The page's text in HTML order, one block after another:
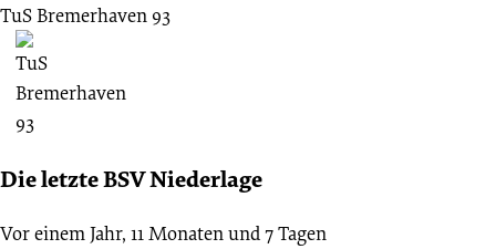
TuS Bremerhaven 93
Die letzte BSV Niederlage
Vor einem Jahr, 11 Monaten und 7 Tagen